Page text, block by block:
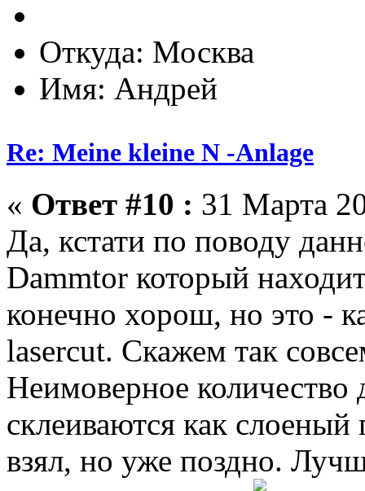
Откуда: Москва
Имя: Андрей
Re: Meine kleine N -Anlage
« Ответ #10 : 31 Марта
Да, кстати по поводу
Dammtor который
конечно хорош, но это -
lasercut. Скажем так
Неимоверное количество
склеиваются как
взял, но уже поздно.